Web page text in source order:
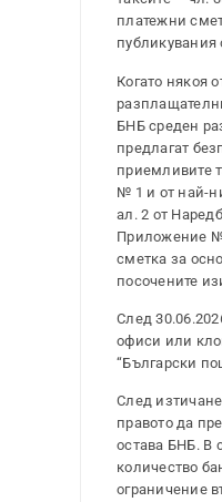
платежни
Когато някоя
БНБ среден
предлагат
приемливите
№ 1 и от най-
ал. 2 от
Приложение №
сметка за
посочените
След
офиси или
“Български
След
правото да
остава БНБ. В
количество
ограничение